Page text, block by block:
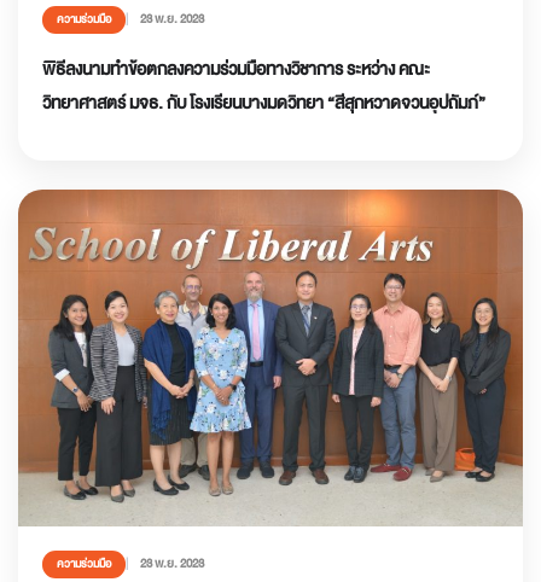
ความร่วมมือ 23 พ.ย. 2023
พิธีลงนามทำข้อตกลงความร่วมมือทางวิชาการ ระหว่าง คณะ
วิทยาศาสตร์ มจธ. กับ โรงเรียนบางมดวิทยา “สีสุกหวาดจวนอุปถัมภ์”
ความร่วมมือ 23 พ.ย. 2023